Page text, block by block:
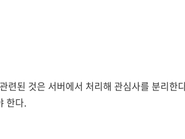
련된 것은 서버에서 처리해 관심사를 분리한
한다.